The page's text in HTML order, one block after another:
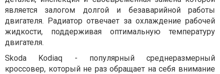
является залогом долгой и безаварийной работы
двигателя. Радиатор отвечает за охлаждение рабочей
жидкости, поддерживая оптимальную температуру
двигателя.
Skoda Kodiaq - популярный среднеразмерный
кроссовер, который не раз обращает на себя внимание